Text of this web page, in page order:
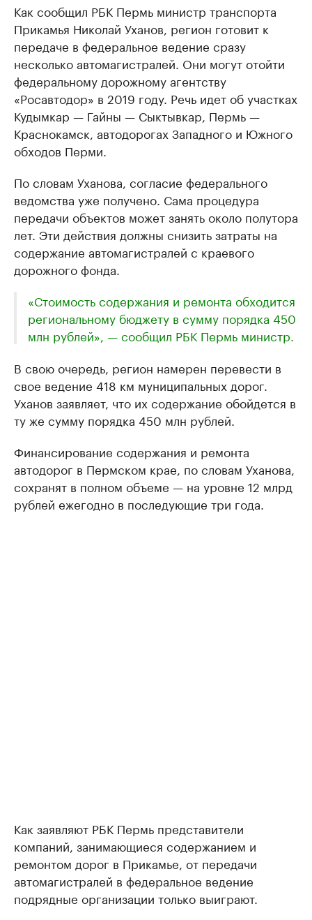
Как сообщил РБК Пермь министр транспорта
Прикамья Николай Уханов, регион готовит к
передаче в федеральное ведение сразу
несколько автомагистралей. Они могут отойти
федеральному дорожному агентству
«Росавтодор» в 2019 году. Речь идет об участках
Кудымкар — Гайны — Сыктывкар, Пермь —
Краснокамск, автодорогах Западного и Южного
обходов Перми.
По словам Уханова, согласие федерального
ведомства уже получено. Сама процедура
передачи объектов может занять около полутора
лет. Эти действия должны снизить затраты на
содержание автомагистралей с краевого
дорожного фонда.
«Стоимость содержания и ремонта обходится
региональному бюджету в сумму порядка 450
млн рублей», — сообщил РБК Пермь министр.
В свою очередь, регион намерен перевести в
свое ведение 418 км муниципальных дорог.
Уханов заявляет, что их содержание обойдется в
ту же сумму порядка 450 млн рублей.
Финансирование содержания и ремонта
автодорог в Пермском крае, по словам Уханова,
сохранят в полном объеме — на уровне 12 млрд
рублей ежегодно в последующие три года.
Как заявляют РБК Пермь представители
компаний, занимающиеся содержанием и
ремонтом дорог в Прикамье, от передачи
автомагистралей в федеральное ведение
подрядные организации только выиграют.